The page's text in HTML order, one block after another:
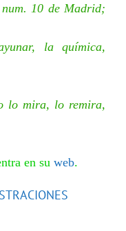
10 de Madrid;
la química,
lo mira, lo remira,
en su web.